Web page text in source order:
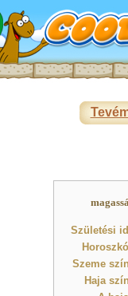
Születési
Szeme
Haja